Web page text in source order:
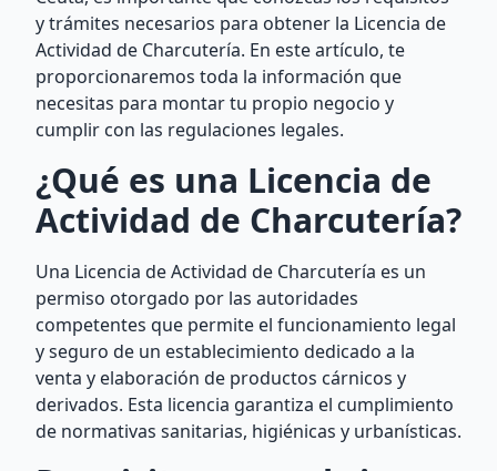
y trámites necesarios para obtener la Licencia de
Actividad de Charcutería. En este artículo, te
proporcionaremos toda la información que
necesitas para montar tu propio negocio y
cumplir con las regulaciones legales.
¿Qué es una Licencia de
Actividad de Charcutería?
Una Licencia de Actividad de Charcutería es un
permiso otorgado por las autoridades
competentes que permite el funcionamiento legal
y seguro de un establecimiento dedicado a la
venta y elaboración de productos cárnicos y
derivados. Esta licencia garantiza el cumplimiento
de normativas sanitarias, higiénicas y urbanísticas.